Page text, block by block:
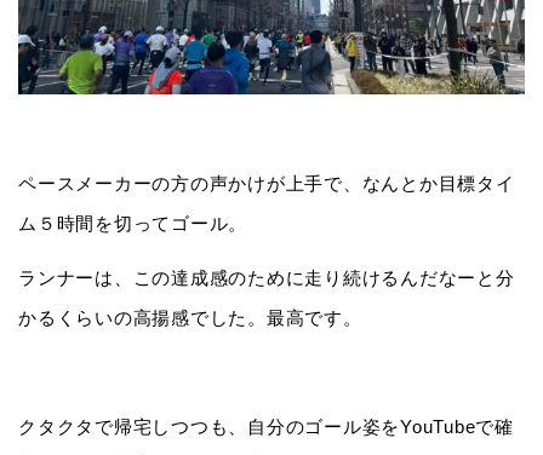
ペースメーカーの方の声かけが上手で、なんとか目標タイ
ム５時間を切ってゴール。
ランナーは、この達成感のために走り続けるんだなーと分
かるくらいの高揚感でした。最高です。
クタクタで帰宅しつつも、自分のゴール姿をYouTubeで確